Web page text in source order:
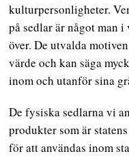
kulturpersonligheter.
på sedlar är något man
över. De utvalda
värde och kan säga
inom och utanför sina
De fysiska sedlarna vi
produkter som är
för att användas inom